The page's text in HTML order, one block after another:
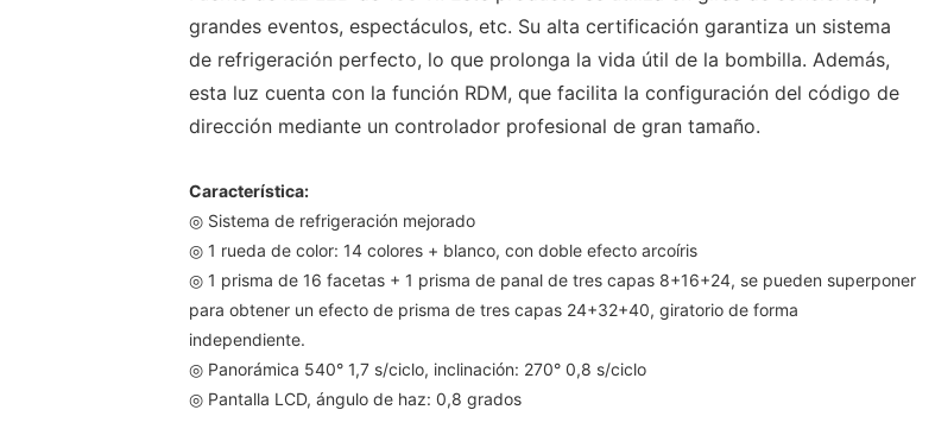
grandes eventos, espectáculos, etc. Su alta certificación garantiza un sistema
de refrigeración perfecto, lo que prolonga la vida útil de la bombilla. Además,
esta luz cuenta con la función RDM, que facilita la configuración del código de
dirección mediante un controlador profesional de gran tamaño.
Característica:
◎ Sistema de refrigeración mejorado
◎ 1 rueda de color: 14 colores + blanco, con doble efecto arcoíris
◎ 1 prisma de 16 facetas + 1 prisma de panal de tres capas 8+16+24, se pueden superponer
para obtener un efecto de prisma de tres capas 24+32+40, giratorio de forma
independiente.
◎ Panorámica 540° 1,7 s/ciclo, inclinación: 270° 0,8 s/ciclo
◎ Pantalla LCD, ángulo de haz: 0,8 grados